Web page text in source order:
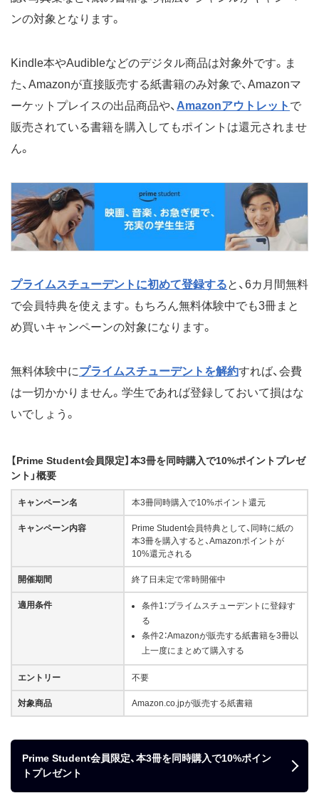
ンの対象となります。
Kindle本やAudibleなどのデジタル商品は対象外です。ま
た、Amazonが直接販売する紙書籍のみ対象で、Amazonマ
ーケットプレイスの出品商品や、 Amazonアウトレット で
販売されている書籍を購入してもポイントは還元されませ
ん。
プライムスチューデントに初めて登録すると、6カ月間無料
で会員特典を使えます。もちろん無料体験中でも3冊まと
め買いキャンペーンの対象になります。
無料体験中にプライムスチューデントを解約すれば、会費
は一切かかりません。学生であれば登録しておいて損はな
いでしょう。
【Prime Student会員限定】本3冊を同時購入で10%ポイントプレゼ
ント」概要
キャンペーン名 本3冊同時購入で10%ポイント還元
キャンペーン内容
Prime Student会員特典として、同時に紙の
本3冊を購入すると、Amazonポイントが
10%還元される
開催期間 終了日未定で常時開催中
適用条件
条件1：プライムスチューデントに登録す
る
条件2：Amazonが販売する紙書籍を3冊以
上一度にまとめて購入する
エントリー 不要
対象商品 Amazon.co.jpが販売する紙書籍
Prime Student会員限定、本3冊を同時購入で10%ポイン
トプレゼント